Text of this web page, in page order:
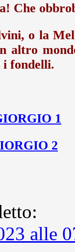
Che
o la
altro
i fondelli.
1
2
alle